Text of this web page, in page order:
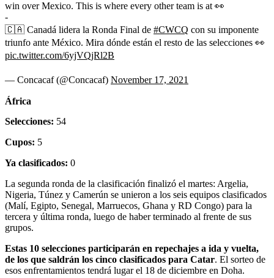
win over Mexico. This is where every other team is at 👀
-
🇨🇦 Canadá lidera la Ronda Final de #CWCQ con su imponente
triunfo ante México. Mira dónde están el resto de las selecciones 👀
pic.twitter.com/6yjVQjRl2B
— Concacaf (@Concacaf) November 17, 2021
África
Selecciones: 54
Cupos: 5
Ya clasificados: 0
La segunda ronda de la clasificación finalizó el martes: Argelia,
Nigeria, Túnez y Camerún se unieron a los seis equipos clasificados
(Malí, Egipto, Senegal, Marruecos, Ghana y RD Congo) para la
tercera y última ronda, luego de haber terminado al frente de sus
grupos.
Estas 10 selecciones participarán en repechajes a ida y vuelta,
de los que saldrán los cinco clasificados para Catar. El sorteo de
esos enfrentamientos tendrá lugar el 18 de diciembre en Doha.